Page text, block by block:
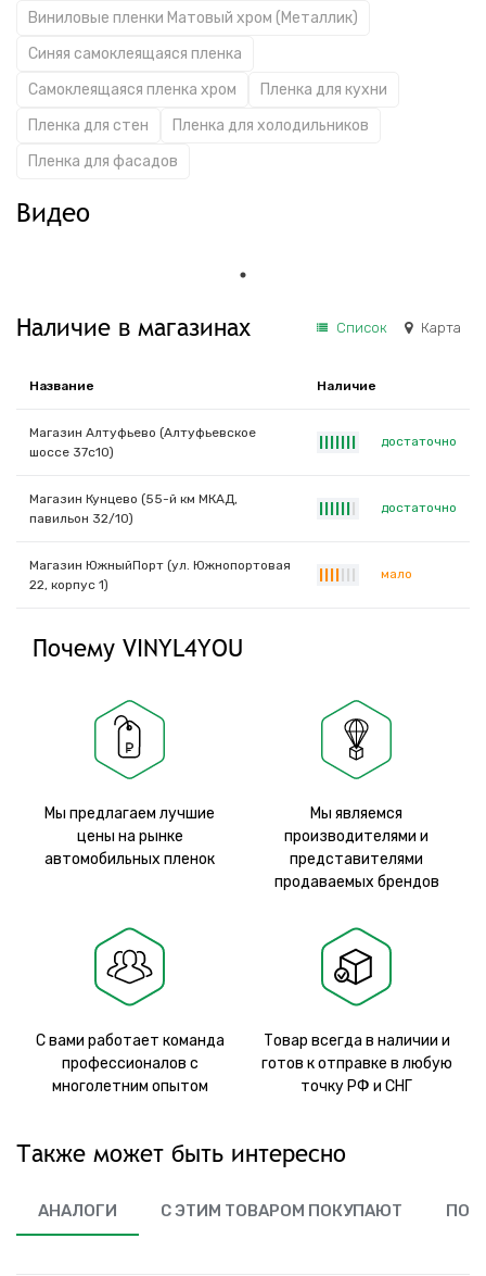
Виниловые пленки Матовый хром (Металлик)
Синяя самоклеящаяся пленка
Самоклеящаяся пленка хром
Пленка для кухни
Пленка для стен
Пленка для холодильников
Пленка для фасадов
Видео
Наличие в магазинах Список Карта
Название Наличие
Магазин Алтуфьево (Алтуфьевское
шоссе 37с10)
достаточно
Магазин Кунцево (55-й км МКАД,
павильон 32/10)
достаточно
Магазин ЮжныйПорт (ул. Южнопортовая
22, корпус 1)
мало
Почему VINYL4YOU
Мы предлагаем лучшие
цены на рынке
автомобильных пленок
Мы являемся
производителями и
представителями
продаваемых брендов
С вами работает команда
профессионалов с
многолетним опытом
Товар всегда в наличии и
готов к отправке в любую
точку РФ и СНГ
Также может быть интересно
АНАЛОГИ С ЭТИМ ТОВАРОМ ПОКУПАЮТ